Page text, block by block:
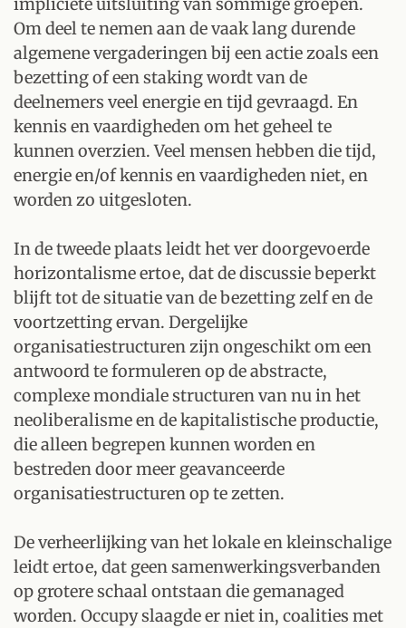
Om deel te nemen aan de vaak lang durende
algemene vergaderingen bij een actie zoals een
bezetting of een staking wordt van de
deelnemers veel energie en tijd gevraagd. En
kennis en vaardigheden om het geheel te
kunnen overzien. Veel mensen hebben die tijd,
energie en/of kennis en vaardigheden niet, en
worden zo uitgesloten.
In de tweede plaats leidt het ver doorgevoerde
horizontalisme ertoe, dat de discussie beperkt
blijft tot de situatie van de bezetting zelf en de
voortzetting ervan. Dergelijke
organisatiestructuren zijn ongeschikt om een
antwoord te formuleren op de abstracte,
complexe mondiale structuren van nu in het
neoliberalisme en de kapitalistische productie,
die alleen begrepen kunnen worden en
bestreden door meer geavanceerde
organisatiestructuren op te zetten.
De verheerlijking van het lokale en kleinschalige
leidt ertoe, dat geen samenwerkingsverbanden
op grotere schaal ontstaan die gemanaged
worden. Occupy slaagde er niet in, coalities met